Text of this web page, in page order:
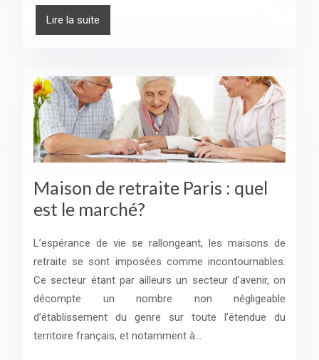
Lire la suite
Maison de retraite Paris : quel
est le marché?
L’espérance de vie se rallongeant, les maisons de
retraite se sont imposées comme incontournables.
Ce secteur étant par ailleurs un secteur d’avenir, on
décompte un nombre non négligeable
d’établissement du genre sur toute l’étendue du
territoire français, et notamment à…